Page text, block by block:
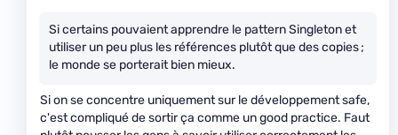
Si certains pouvaient apprendre le pattern Singleton et
utiliser un peu plus les références plutôt que des copies ;
le monde se porterait bien mieux.
Si on se concentre uniquement sur le développement safe,
c'est compliqué de sortir ça comme un good practice. Faut